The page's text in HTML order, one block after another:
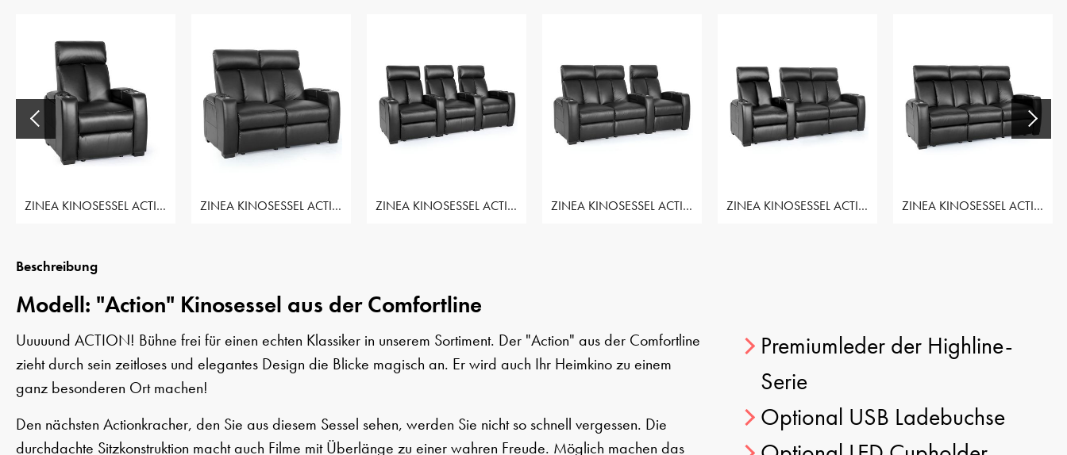
ZINEA KINOSESSEL ACTION - 1 SITZER ZINEA KINOSESSEL ACTION - 2 SITZER LOVESEAT ZINEA KINOSESSEL ACTION - 3 SITZER ZINEA KINOSESSEL ACTION - 3 SITZER LOVESEAT LINKS ZINEA KINOSESSEL ACTION - 3 SITZER LOVESEAT RECHTS ZINEA KINOSESSEL ACTION - 3 SITZER SOFA
Beschreibung
Modell: "Action" Kinosessel aus der Comfortline
Uuuuund ACTION! Bühne frei für einen echten Klassiker in unserem Sortiment. Der "Action" aus der Comfortline
zieht durch sein zeitloses und elegantes Design die Blicke magisch an. Er wird auch Ihr Heimkino zu einem
ganz besonderen Ort machen!
Den nächsten Actionkracher, den Sie aus diesem Sessel sehen, werden Sie nicht so schnell vergessen. Die
durchdachte Sitzkonstruktion macht auch Filme mit Überlänge zu einer wahren Freude. Möglich machen das
Premiumleder der Highline-
Serie
Optional USB Ladebuchse